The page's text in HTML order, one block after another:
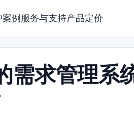
例 服务与支持产品定价
需求管理系